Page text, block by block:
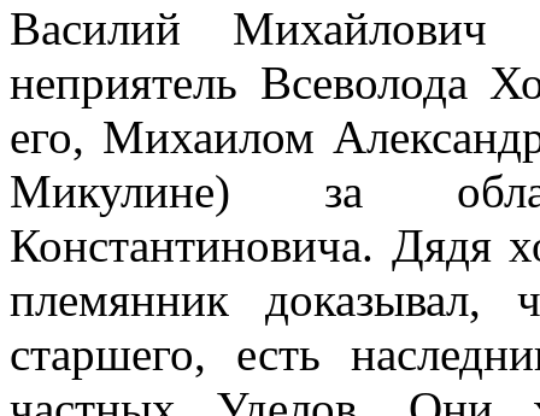
Василий Михайлович
неприятель Всеволода
его, Михаилом
Микулине) за
Константиновича. Дядя
племянник
старшего, есть